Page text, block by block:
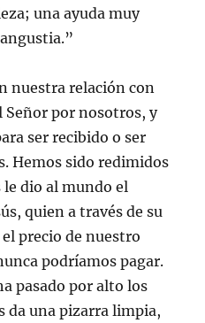
una ayuda muy
nuestra relación con
Señor por nosotros, y
ser recibido o ser
Hemos sido redimidos
le dio al mundo el
quien a través de su
precio de nuestro
podríamos pagar.
pasado por alto los
da una pizarra limpia,